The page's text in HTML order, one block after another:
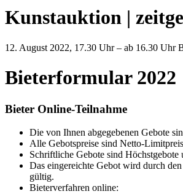
Kunstauktion |
12. August 2022, 17.30 Uhr – ab 16.30 Uhr
Bieterformular 2022
Bieter Online-Teilnahme
Die von Ihnen abgegebenen Gebote
Alle Gebotspreise sind Netto-
Schriftliche Gebote sind
Das eingereichte Gebot wird durch
gültig.
Bieterverfahren online: